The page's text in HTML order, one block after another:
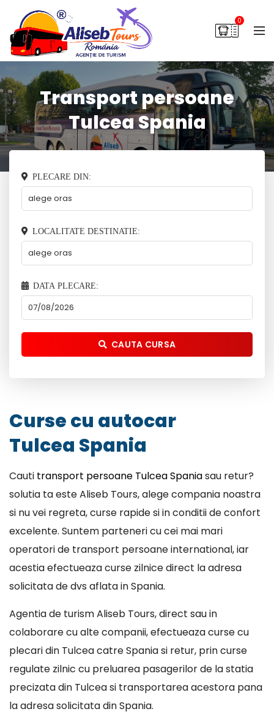
0
Transport persoane
Tulcea Spania
PLECARE DIN:
LOCALITATE DESTINATIE:
DATA PLECARE:
CAUTA CURSA
Curse cu autocar
Tulcea Spania
Cauti transport persoane Tulcea Spaniasau retur?
solutia ta este Aliseb Tours, alege compania noastra
si nu vei regreta, curse rapide si in conditii de confort
excelente. Suntem parteneri cu cei mai mari
operatori de transport persoane international, iar
acestia efectueaza curse zilnice direct la adresa
solicitata de dvs aflata in Spania.
Agentia de turism Aliseb Tours, direct sau in
colaborare cu alte companii, efectueaza curse cu
plecari din Tulcea catre Spania si retur, prin curse
regulate zilnic cu preluarea pasagerilor de la statia
precizata din Tulcea si transportarea acestora pana
la adresa solicitata din Spania.